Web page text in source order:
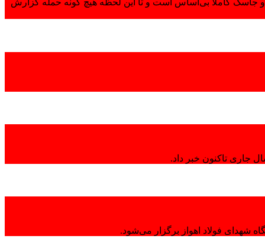
و جاسک کاملاً بی‌اساس است و تا این لحظه هیچ گونه حمله گزارش
جاری تاکنون خبر داد.
شهدای فولاد اهواز برگزار می‌شود.